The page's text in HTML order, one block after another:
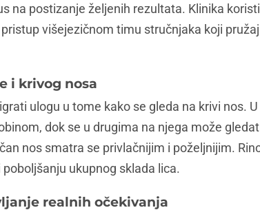
na postizanje željenih rezultata. Klinika
višejezičnom timu stručnjaka koji
i krivog nosa
ulogu u tome kako se gleda na krivi nos.
dok se u drugima na njega može
nos smatra se privlačnijim i poželjnijim.
ukupnog sklada lica.
realnih očekivanja